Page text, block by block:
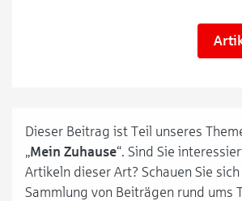
Dieser Beitrag ist Teil unseres
„Mein Zuhause“. Sind Sie
Artikeln dieser Art? Schauen Sie
Sammlung von Beiträgen rund ums